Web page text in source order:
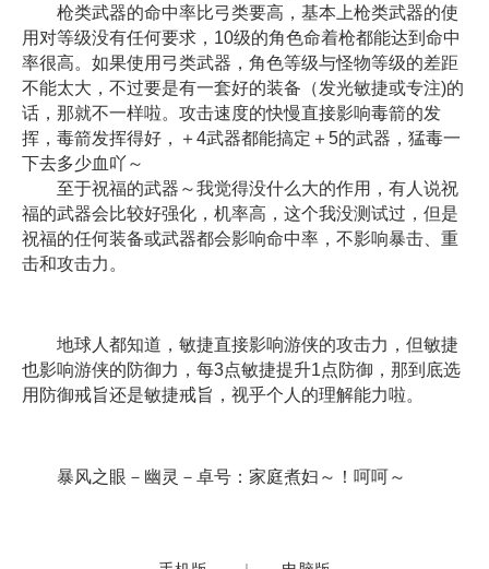
枪类武器的命中率比弓类要高，基本上枪类武器的使
用对等级没有任何要求，10级的角色命着枪都能达到命中
率很高。如果使用弓类武器，角色等级与怪物等级的差距
不能太大，不过要是有一套好的装备（发光敏捷或专注)的
话，那就不一样啦。攻击速度的快慢直接影响毒箭的发
挥，毒箭发挥得好，＋4武器都能搞定＋5的武器，猛毒一
下去多少血吖～
至于祝福的武器～我觉得没什么大的作用，有人说祝
福的武器会比较好强化，机率高，这个我没测试过，但是
祝福的任何装备或武器都会影响命中率，不影响暴击、重
击和攻击力。
地球人都知道，敏捷直接影响游侠的攻击力，但敏捷
也影响游侠的防御力，每3点敏捷提升1点防御，那到底选
用防御戒旨还是敏捷戒旨，视乎个人的理解能力啦。
暴风之眼－幽灵－卓号：家庭煮妇～！呵呵～